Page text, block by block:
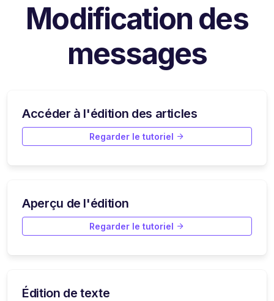
Modification des
messages
Accéder à l'édition des articles
Regarder le tutoriel
Aperçu de l'édition
Regarder le tutoriel
Édition de texte